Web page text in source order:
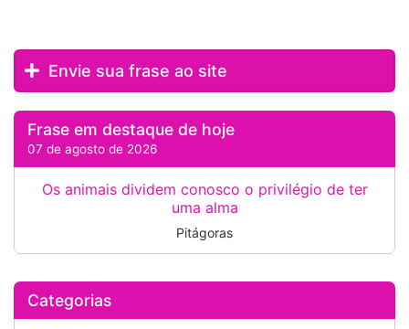
Envie sua frase ao site
Frase em destaque de hoje
07 de agosto de 2026
Os animais dividem conosco o privilégio de ter
uma alma
Pitágoras
Categorias